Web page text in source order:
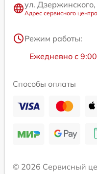
ул.
Адрес сервисного
Режим работы:
Ежедневно с
Способы оплаты
© 2026 Сервисный